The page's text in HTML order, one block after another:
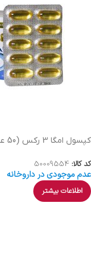
کپسول امگا 3 رکس (50 عددی)
کد کالا: 50009554
عدم موجودی در داروخانه
اطلاعات بیشتر